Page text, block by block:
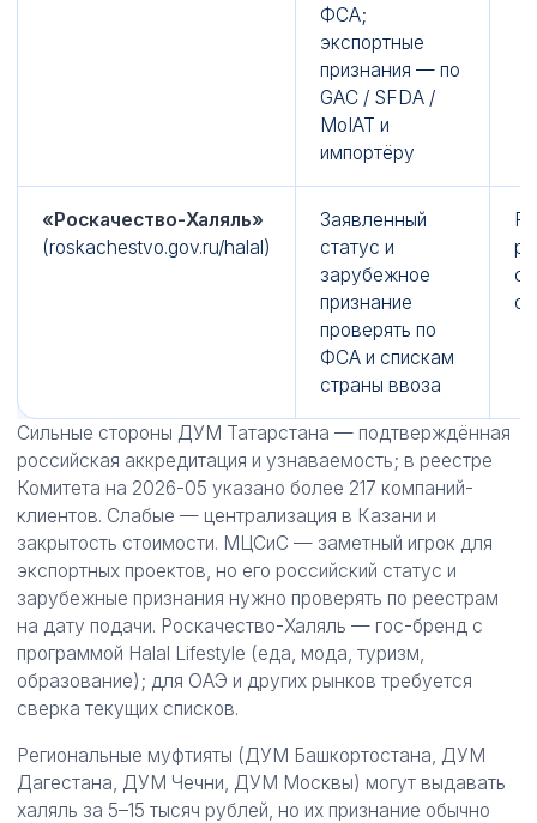
ФСА;
экспортные
признания — по
GAC / SFDA /
MoIAT и
импортёру
«Роскачество-Халяль»
(roskachestvo.gov.ru/halal)
Заявленный
статус и
зарубежное
признание
проверять по
ФСА и спискам
страны ввоза
Сильные стороны ДУМ Татарстана — подтверждённая
российская аккредитация и узнаваемость; в реестре
Комитета на 2026-05 указано более 217 компаний-
клиентов. Слабые — централизация в Казани и
закрытость стоимости. МЦСиС — заметный игрок для
экспортных проектов, но его российский статус и
зарубежные признания нужно проверять по реестрам
на дату подачи. Роскачество-Халяль — гос-бренд с
программой Halal Lifestyle (еда, мода, туризм,
образование); для ОАЭ и других рынков требуется
сверка текущих списков.
Региональные муфтияты (ДУМ Башкортостана, ДУМ
Дагестана, ДУМ Чечни, ДУМ Москвы) могут выдавать
халяль за 5–15 тысяч рублей, но их признание обычно